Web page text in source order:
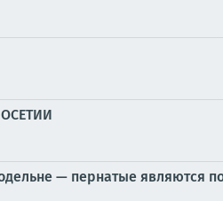
— пернатые являются